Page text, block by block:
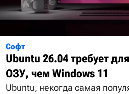
Софт
Ubuntu 26.04 требует
ОЗУ, чем Windows 11
Ubuntu, некогда самая